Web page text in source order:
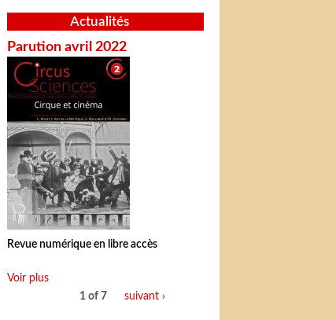
Actualités
Parution avril 2022
Revue numérique en libre accès
Voir plus
1 of 7
suivant ›